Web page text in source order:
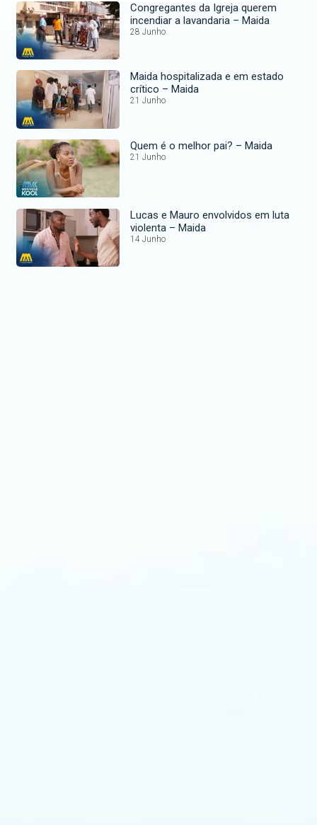
Congregantes da Igreja querem
incendiar a lavandaria – Maida
28 Junho
Maida hospitalizada e em estado
crítico – Maida
21 Junho
Quem é o melhor pai? – Maida
21 Junho
Lucas e Mauro envolvidos em luta
violenta – Maida
14 Junho